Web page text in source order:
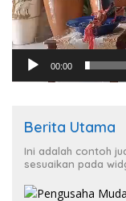
00:00
Berita Utama
Ini adalah contoh
sesuaikan pada